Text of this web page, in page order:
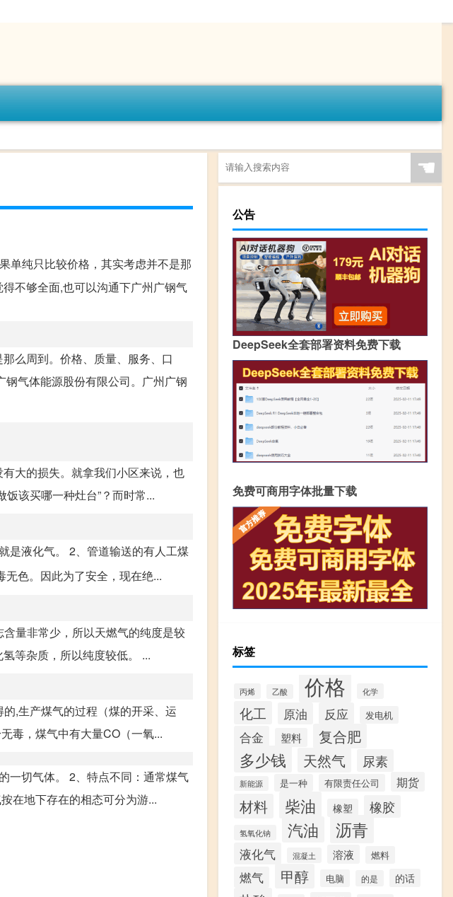
单纯只比较价格，其实考虑并不是那
不够全面,也可以沟通下广州广钢气
么周到。价格、质量、服务、口
气体能源股份有限公司。广州广钢
大的损失。就拿我们小区来说，也
该买哪一种灶台”？而时常...
是液化气。 2、管道输送的有人工煤
无色。因此为了安全，现在绝...
量非常少，所以天燃气的纯度是较
等杂质，所以纯度较低。 ...
,生产煤气的过程（煤的开采、运
毒，煤气中有大量CO（一氧...
一切气体。 2、特点不同：通常煤气
在地下存在的相态可分为游...
☚
公告
DeepSeek全套部署资料免费下载
免费可商用字体批量下载
标签
丙烯 乙酸 价格 化学
化工 原油 反应 发电机
合金 塑料 复合肥
多少钱 天然气 尿素
新能源 是一种 有限责任公司 期货
材料 柴油 橡塑 橡胶
氢氧化钠 汽油 沥青
液化气 混凝土 溶液 燃料
燃气 甲醇 电脑 的是 的话